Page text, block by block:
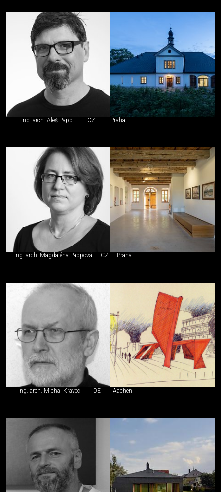
Ing. arch. Aleš Papp CZ Praha
Ing. arch. Magdaléna Pappová CZ Praha
Ing. arch. Michal Kravec DE Aachen